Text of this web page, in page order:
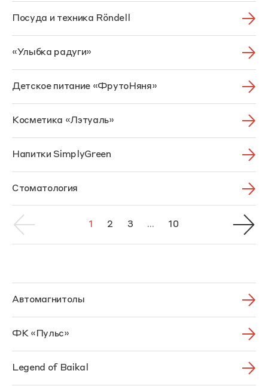
Посуда и техника Röndell
«Улыбка радуги»
Детское питание «ФрутоНяня»
Косметика «Лэтуаль»
Напитки SimplyGreen
Стоматология
1 2 3 ... 10
Автомагнитолы
ФК «Пульс»
Legend of Baikal